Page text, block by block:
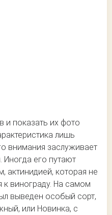
и показать их фото
лишь
внимания заслуживает
его путают
актинидией, которая не
к винограду. На самом
выведен особый сорт,
или Новинка, с